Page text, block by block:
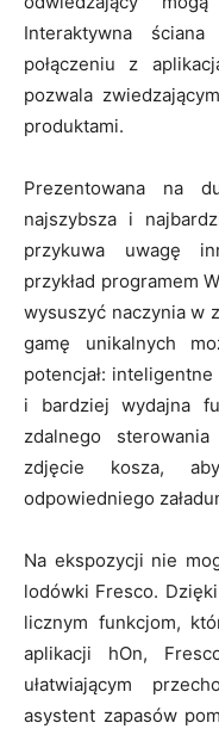
Interaktywna
połączeniu z
pozwala
produktami.
Prezentowana na
najszybsza i
przykuwa uwagę
przykład programem
wysuszyć naczynia w
gamę unikalnych
potencjał:
i bardziej wydajna
zdalnego
zdjęcie kosza,
odpowiedniego
Na ekspozycji nie
lodówki Fresco.
licznym funkcjom,
aplikacji hOn,
ułatwiającym
asystent zapasów